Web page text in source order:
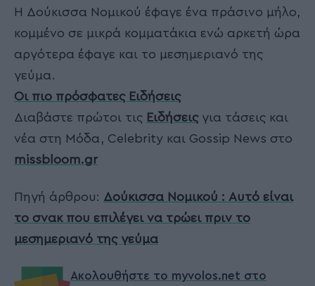
Η Δούκισσα Νομικού έφαγε ένα πράσινο μήλο,
κομμένο σε μικρά κομματάκια ενώ αρκετή ώρα
αργότερα έφαγε και το μεσημεριανό της
γεύμα.
Οι πιο πρόσφατες Ειδήσεις
Διαβάστε πρώτοι τις Ειδήσειςγια τάσεις και
νέα στη Μόδα, Celebrity και Gossip News στο
missbloom.gr
Πηγή άρθρου: Δούκισσα Νομικού : Αυτό είναι
το σνακ που επιλέγει να τρώει πριν το
μεσημεριανό της γεύμα
Ακολουθήστε το myvolos.net στο